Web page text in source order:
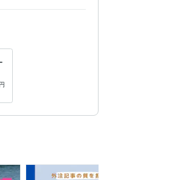
円